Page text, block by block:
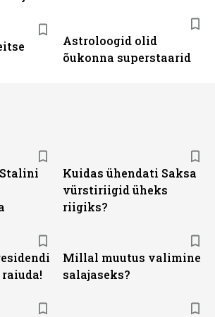
Astroloogid olid
õukonna superstaarid
Kuidas ühendati Saksa
vürstiriigid üheks
riigiks?
Millal muutus valimine
salajaseks?